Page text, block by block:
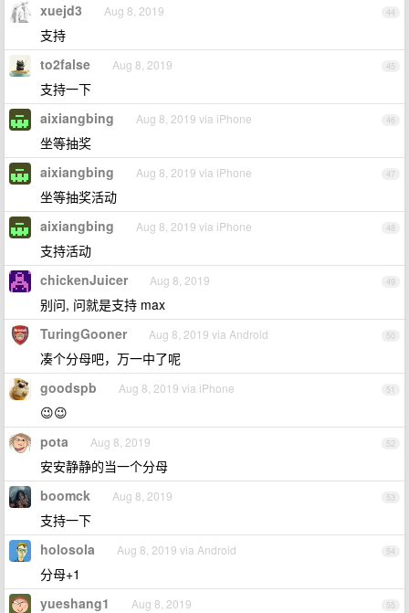
44
xuejd3 Aug 8, 2019
支持
45
to2false Aug 8, 2019
支持一下
46
aixiangbing Aug 8, 2019 via iPhone
坐等抽奖
47
aixiangbing Aug 8, 2019 via iPhone
坐等抽奖活动
48
aixiangbing Aug 8, 2019 via iPhone
支持活动
49
chickenJuicer Aug 8, 2019
别问, 问就是支持 max
50
TuringGooner Aug 8, 2019 via Android
凑个分母吧，万一中了呢
51
goodspb Aug 8, 2019 via iPhone
😉😉
52
pota Aug 8, 2019
安安静静的当一个分母
53
boomck Aug 8, 2019
支持一下
54
holosola Aug 8, 2019 via Android
分母+1
55
yueshang1 Aug 8, 2019